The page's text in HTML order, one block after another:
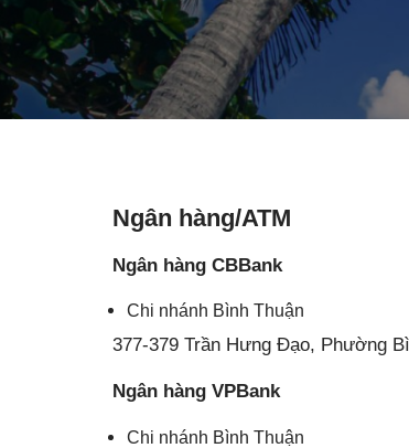
Ngân hàng/ATM
Ngân hàng CBBank
Chi nhánh Bình Thuận
377-379 Trần Hưng Đạo, Phường
Ngân hàng VPBank
Chi nhánh Bình Thuận